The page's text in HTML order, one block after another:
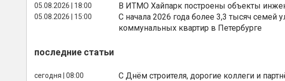
05.08.2026 | 18:00 В ИТМО Хайпарк построены объекты
05.08.2026 | 15:00
С начала 2026 года более 3,3 тысяч
коммунальных квартир в Петербурге
последние статьи
сегодня | 08:00 С Днём строителя, дорогие коллеги и